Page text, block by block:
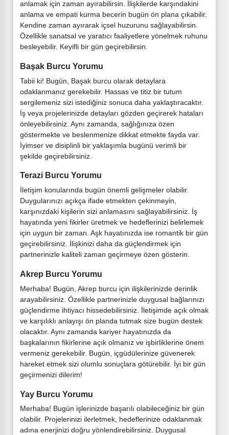
anlamak için zaman ayırabilirsin. İlişkilerde karşındakini
anlama ve empati kurma becerin bugün ön plana çıkabilir.
Kendine zaman ayırarak içsel huzurunu sağlayabilirsin.
Özellikle sanatsal ve yaratıcı faaliyetlere yönelmek ruhunu
besleyebilir. Keyifli bir gün geçirebilirsin.
Başak Burcu Yorumu
Tabii ki! Bugün, Başak burcu olarak detaylara
odaklanmanız gerekebilir. Hassas ve titiz bir tutum
sergilemeniz sizi istediğiniz sonuca daha yaklaştıracaktır.
İş veya projelerinizde detayları gözden geçirerek hataları
önleyebilirsiniz. Aynı zamanda, sağlığınıza özen
göstermekte ve beslenmenize dikkat etmekte fayda var.
İyimser ve disiplinli bir yaklaşımla bugünü verimli bir
şekilde geçirebilirsiniz.
Terazi Burcu Yorumu
İletişim konularında bugün önemli gelişmeler olabilir.
Duygularınızı açıkça ifade etmekten çekinmeyin,
karşınızdaki kişilerin sizi anlamasını sağlayabilirsiniz. İş
hayatında yeni fikirler üretmek ve hedeflerinizi belirlemek
için uygun bir zaman. Aşk hayatınızda ise romantik bir gün
geçirebilirsiniz. İlişkinizi daha da güçlendirmek için
partnerinizle kaliteli zaman geçirmeye özen gösterin.
Akrep Burcu Yorumu
Merhaba! Bugün, Akrep burcu için ilişkilerinizde derinlik
arayabilirsiniz. Özellikle partnerinizle duygusal bağlarınızı
güçlendirme ihtiyacı hissedebilirsiniz. İletişimde açık olmak
ve karşılıklı anlayışı ön planda tutmak size bugün destek
olacaktır. Aynı zamanda kariyer hayatınızda da
başkalarının fikirlerine açık olmanız ve işbirliklerine önem
vermeniz gerekebilir. Bugün, içgüdülerinize güvenerek
hareket etmek sizi olumlu sonuçlara götürebilir. İyi bir gün
geçirmenizi dilerim!
Yay Burcu Yorumu
Merhaba! Bugün işlerinizde başarılı olabileceğiniz bir gün
olabilir. Projelerinizi ilerletmek, hedeflerinize odaklanmak
adına enerjinizi doğru yönlendirebilirsiniz. Duygusal